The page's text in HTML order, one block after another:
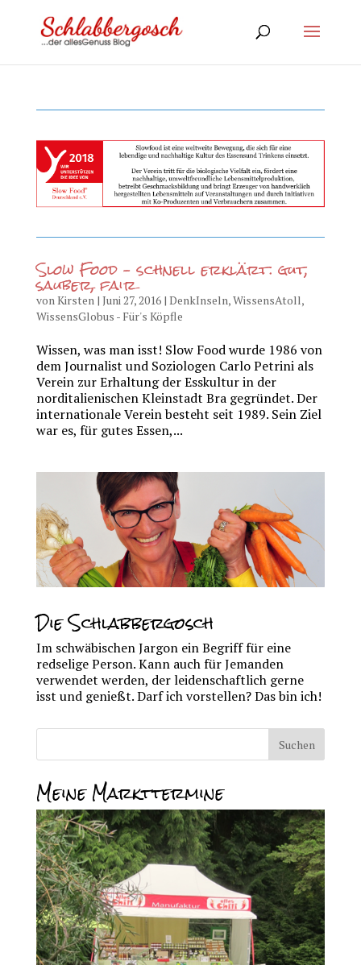
Slow Food – schnell erklärt: gut,
sauber, fair
vonKirsten| Juni 27, 2016| DenkInseln,WissensAtoll,
WissensGlobus - Für's Köpfle
Wissen, was man isst! Slow Food wurde 1986 von
dem Journalist und Soziologen Carlo Petrini als
Verein zur Erhaltung der Esskultur in der
norditalienischen Kleinstadt Bra gegründet. Der
internationale Verein besteht seit 1989. Sein Ziel
war es, für gutes Essen,...
Die Schlabbergosch
Im schwäbischen Jargon ein Begriff für eine
redselige Person. Kann auch für Jemanden
verwendet werden, der leidenschaftlich gerne
isst und genießt. Darf ich vorstellen? Das bin ich!
Meine Markttermine